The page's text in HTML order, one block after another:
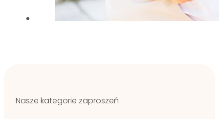
Nasze kategorie zaproszeń